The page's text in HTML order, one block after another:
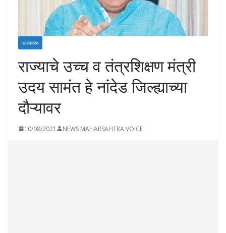
राजकारण
राज्याचे उच्च व तंत्रशिक्षण मंत्री
उदय सामंत हे नांदेड जिल्ह्याच्या
दौऱ्यावर
10/08/2021 NEWS MAHARSAHTRA VOICE